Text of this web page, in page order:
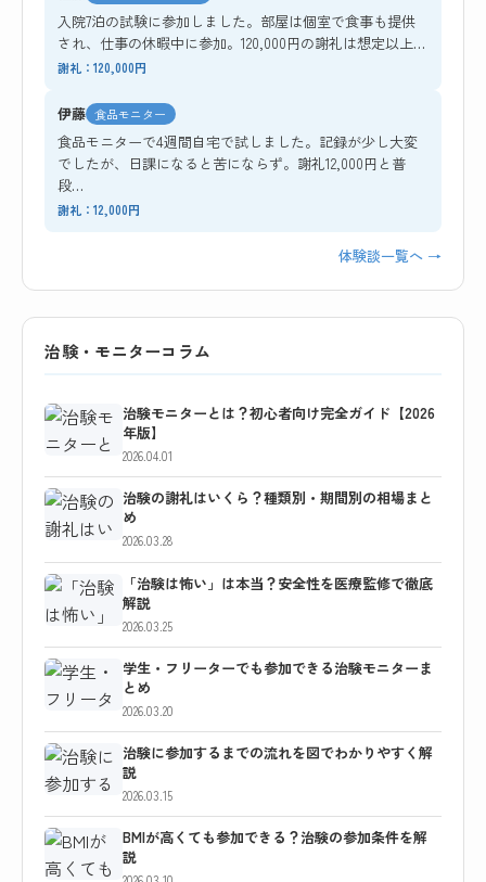
入院7泊の試験に参加しました。部屋は個室で食事も提供
され、仕事の休暇中に参加。120,000円の謝礼は想定以上…
謝礼：120,000円
伊藤 食品モニター
食品モニターで4週間自宅で試しました。記録が少し大変
でしたが、日課になると苦にならず。謝礼12,000円と普
段…
謝礼：12,000円
体験談一覧へ →
治験・モニターコラム
治験モニターとは？初心者向け完全ガイド【2026
年版】
2026.04.01
治験の謝礼はいくら？種類別・期間別の相場まと
め
2026.03.28
「治験は怖い」は本当？安全性を医療監修で徹底
解説
2026.03.25
学生・フリーターでも参加できる治験モニターま
とめ
2026.03.20
治験に参加するまでの流れを図でわかりやすく解
説
2026.03.15
BMIが高くても参加できる？治験の参加条件を解
説